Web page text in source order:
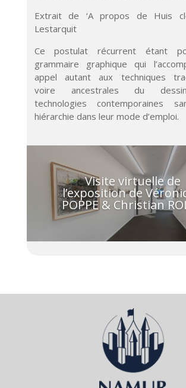
Extrait de ‘A propos de Huis
Lestarquit
Ce postulat récurrent étant
grammaire graphique qui
appel autant aux techniques
voire ancestrales du
technologies contemporaines
hiérarchie dans leur mode d’emploi.
Visite virtuelle de
l’exposition de
POPPE & Christian